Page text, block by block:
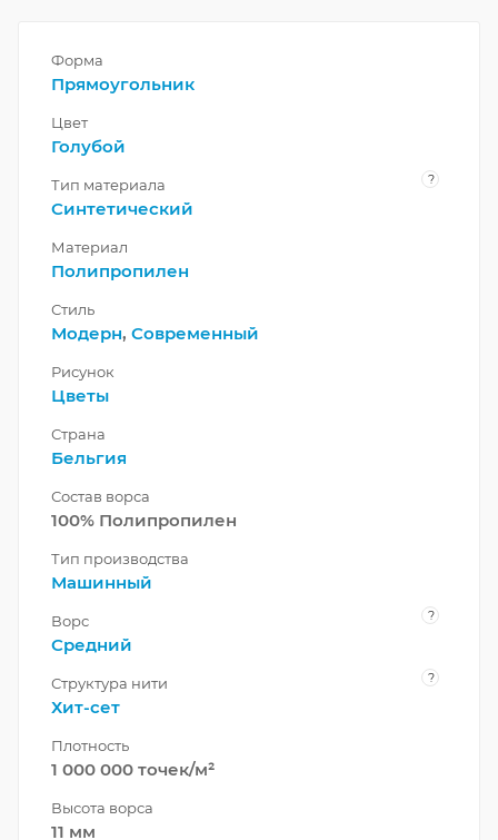
Форма
Прямоугольник
Цвет
Голубой
Тип материала ?
Синтетический
Материал
Полипропилен
Стиль
Модерн, Современный
Рисунок
Цветы
Страна
Бельгия
Состав ворса
100% Полипропилен
Тип производства
Машинный
Ворс ?
Средний
Структура нити ?
Хит-сет
Плотность
1 000 000 точек/м²
Высота ворса
11 мм